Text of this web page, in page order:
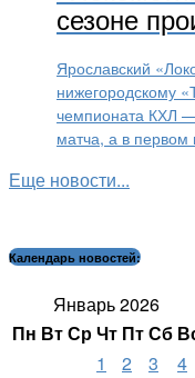
сезоне
Ярославский
нижегородскому
чемпионата КХЛ —
матча, а в
Еще новости...
Календарь новостей:
Январь 2026
Пн ВтСрЧт ПтСб
1
2 3
4